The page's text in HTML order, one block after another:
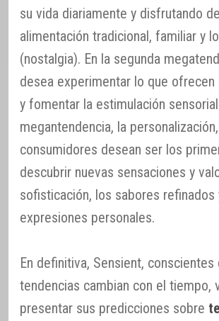
su vida diariamente y disfrutando
alimentación tradicional, familiar y
(nostalgia). En la segunda
desea experimentar lo que ofrecen
y fomentar la estimulación
megantendencia, la
consumidores desean ser los
descubrir nuevas sensaciones y
sofisticación, los sabores refinados
expresiones personales.
En definitiva, Sensient, conscientes
tendencias cambian con el tiempo,
presentar sus predicciones sobre